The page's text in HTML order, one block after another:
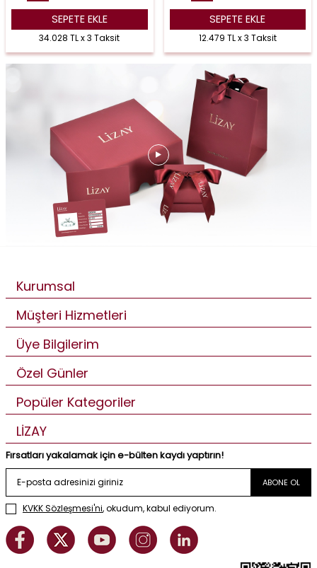
SEPETE EKLE
34.028 TL x 3 Taksit
SEPETE EKLE
12.479 TL x 3 Taksit
Kurumsal
Müşteri Hizmetleri
Üye Bilgilerim
Özel Günler
Popüler Kategoriler
LİZAY
Fırsatları yakalamak için e-bülten kaydı yaptırın!
ABONE OL
KVKK Sözleşmesi'ni, okudum, kabul ediyorum.